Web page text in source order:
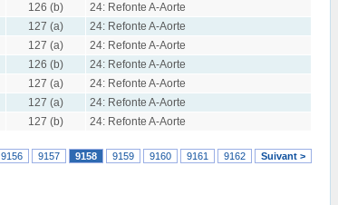
126 (b)
24: Refonte A-Aorte
127 (a)
24: Refonte A-Aorte
127 (a)
24: Refonte A-Aorte
126 (b)
24: Refonte A-Aorte
127 (a)
24: Refonte A-Aorte
127 (a)
24: Refonte A-Aorte
127 (b) 24: Refonte A-Aorte
9156 9157 9158 9159 9160 9161 9162 Suivant >